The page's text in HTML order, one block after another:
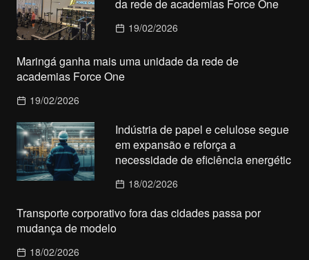
da rede de academias Force One
19/02/2026
Maringá ganha mais uma unidade da rede de
academias Force One
19/02/2026
Indústria de papel e celulose segue
em expansão e reforça a
necessidade de eficiência energétic
18/02/2026
Transporte corporativo fora das cidades passa por
mudança de modelo
18/02/2026